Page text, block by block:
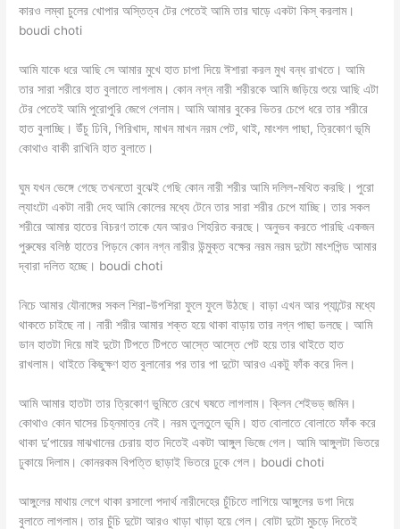
কারও লম্বা চুলের খোপার অস্তিত্ব টের পেতেই আমি তার ঘাড়ে একটা কিস্ করলাম।
boudi choti
আমি যাকে ধরে আছি সে আমার মুখে হাত চাপা দিয়ে ঈশারা করল মুখ বন্ধ রাখতে। আমি
তার সারা শরীরে হাত বুলাতে লাগলাম। কোন নগ্ন নারী শরীরকে আমি জড়িয়ে শুয়ে আছি এটা
টের পেতেই আমি পুরোপুরি জেগে গেলাম। আমি আমার বুকের ভিতর চেপে ধরে তার শরীরে
হাত বুলাচ্ছি। উঁচু ঢিবি, গিরিখাদ, মাখন মাখন নরম পেট, থাই, মাংশল পাছা, ত্রিকোণ ভূমি
কোথাও বাকী রাখিনি হাত বুলাতে।
ঘুম যখন ভেঙ্গে গেছে তখনতো বুঝেই গেছি কোন নারী শরীর আমি দলিল-মথিত করছি। পুরো
ল্যাংটো একটা নারী দেহ আমি কোলের মধ্যে টেনে তার সারা শরীর চেপে যাচ্ছি। তার সকল
শরীরে আমার হাতের বিচরণ তাকে যেন আরও শিহরিত করছে। অনুভব করতে পারছি একজন
পুরুষের বলিষ্ঠ হাতের পিড়নে কোন নগ্ন নারীর উন্মুক্ত বক্ষের নরম নরম দুটো মাংশপিন্ড আমার
দ্বারা দলিত হচ্ছে। boudi choti
নিচে আমার যৌনাঙ্গের সকল শিরা-উপশিরা ফুলে ফুলে উঠছে। বাড়া এখন আর প্যান্টের মধ্যে
থাকতে চাইছে না। নারী শরীর আমার শক্ত হয়ে থাকা বাড়ায় তার নগ্ন পাছা ডলছে। আমি
ডান হাতটা দিয়ে মাই দুটো টিপতে টিপতে আস্তে আস্তে পেট হয়ে তার থাইতে হাত
রাখলাম। থাইতে কিছুক্ষণ হাত বুলানোর পর তার পা দুটো আরও একটু ফাঁক করে দিল।
আমি আমার হাতটা তার ত্রিকোণ ভুমিতে রেখে ঘষতে লাগলাম। ক্লিন শেইভড্ জমিন।
কোথাও কোন ঘাসের চিহ্নমাত্র নেই। নরম তুলতুলে ভূমি। হাত বোলাতে বোলাতে ফাঁক করে
থাকা দু’পায়ের মাঝখানের চেরায় হাত দিতেই একটা আঙ্গুল ভিজে গেল। আমি আঙ্গুলটা ভিতরে
ঢুকায়ে দিলাম। কোনরকম বিপত্তি ছাড়াই ভিতরে ঢুকে গেল। boudi choti
আঙ্গুলের মাথায় লেগে থাকা রসালো পদার্থ নারীদেহের চুঁচিতে লাগিয়ে আঙ্গুলের ডগা দিয়ে
বুলাতে লাগলাম। তার চুঁচি দুটো আরও খাড়া খাড়া হয়ে গেল। বোটা দুটো মুচড়ে দিতেই